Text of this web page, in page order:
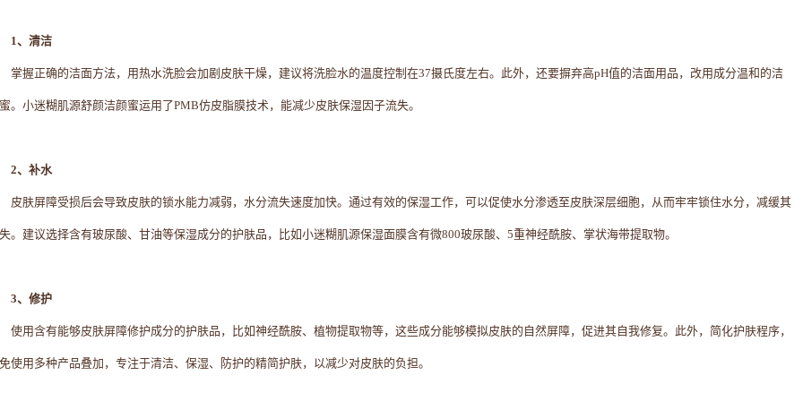
1、清洁
掌握正确的洁面方法，用热水洗脸会加剧皮肤干燥，建议将洗脸水的温度控制在37摄氏度左右。此外，还要摒弃高pH值的洁面用品，改用成分温和的洁
。小迷糊肌源舒颜洁颜蜜运用了PMB仿皮脂膜技术，能减少皮肤保湿因子流失。
2、补水
皮肤屏障受损后会导致皮肤的锁水能力减弱，水分流失速度加快。通过有效的保湿工作，可以促使水分渗透至皮肤深层细胞，从而牢牢锁住水分，减缓其
。建议选择含有玻尿酸、甘油等保湿成分的护肤品，比如小迷糊肌源保湿面膜含有微800玻尿酸、5重神经酰胺、掌状海带提取物。
3、修护
使用含有能够皮肤屏障修护成分的护肤品，比如神经酰胺、植物提取物等，这些成分能够模拟皮肤的自然屏障，促进其自我修复。此外，简化护肤程序，
使用多种产品叠加，专注于清洁、保湿、防护的精简护肤，以减少对皮肤的负担。